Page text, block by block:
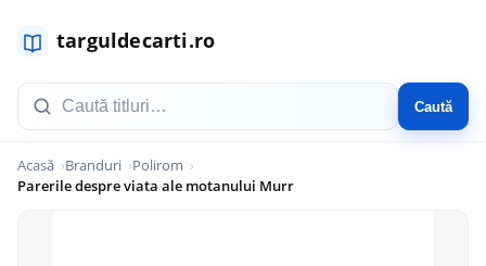
Caută
Acasă Branduri
Polirom
Parerile despre viata ale motanului Murr